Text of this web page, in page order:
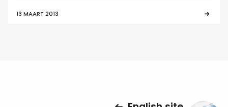
13 MAART 2013